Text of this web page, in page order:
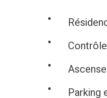
Parking